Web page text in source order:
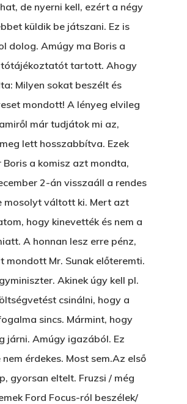
de nyerni kell, ezért a négy
küldik be játszani. Ez is
dolog. Amúgy ma Boris a
tartott. Ahogy
Milyen sokat beszélt és
mondott! A lényeg elvileg
már tudjátok mi az,
lett hosszabbítva. Ezek
Boris a komisz azt mondta,
2-án visszaáll a rendes
mosolyt váltott ki. Mert azt
hogy kinevették és nem a
A honnan lesz erre pénz,
mondott Mr. Sunak előteremti.
Akinek úgy kell pl.
csinálni, hogy a
sincs. Mármint, hogy
járni. Amúgy igazából. Ez
érdekes. Most sem.Az első
gyorsan eltelt. Fruzsi / még
Ford Focus-ról beszélek/
Ment A Hűtlen
Egy Be-Fektetést,
FELICITÁ
Betli
VOLT EGYSZER EGY
ÁRULÓ!
AZ IGAZI AJÁNDÉK
Párizs És Újra MI
Egy Hitelt, Ödön?
ELMENT A VILLAMOS
GYERE VELEM
About Salient
T:+216 (0)40 3629
E: